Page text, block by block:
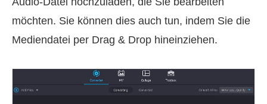
möchten. Sie können dies auch tun, indem Sie die
Mediendatei per Drag & Drop hineinziehen.